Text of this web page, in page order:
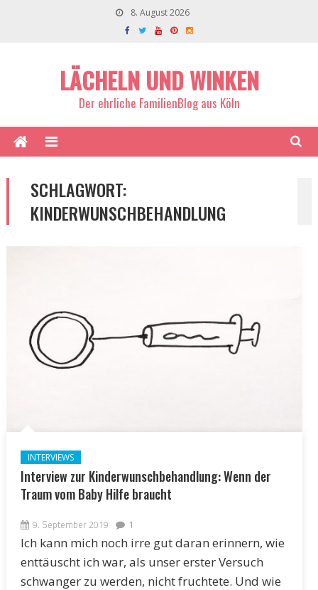
8. August 2026
LÄCHELN UND WINKEN
Der ehrliche FamilienBlog aus Köln
SCHLAGWORT:
KINDERWUNSCHBEHANDLUNG
INTERVIEWS
Interview zur Kinderwunschbehandlung: Wenn der
Traum vom Baby Hilfe braucht
9. September 2019 1
Ich kann mich noch irre gut daran erinnern, wie
enttäuscht ich war, als unser erster Versuch
schwanger zu werden, nicht fruchtete. Und wie